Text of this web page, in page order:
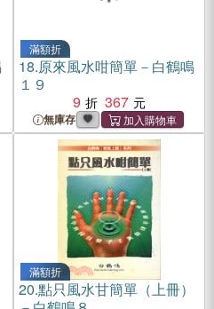
滿額折
18.原來風水咁簡單－白鶴鳴
１９
9
367
無庫存
滿額折
20.點只風水甘簡單（上冊）